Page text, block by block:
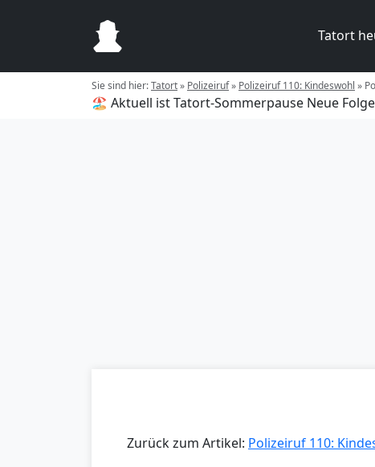
Tatort
Sie sind hier:Tatort» Polizeiruf» Polizeiruf 110: Kindeswohl »
🏖️ Aktuell ist Tatort-Sommerpause Neue
Zurück zum Artikel: Polizeiruf 110: